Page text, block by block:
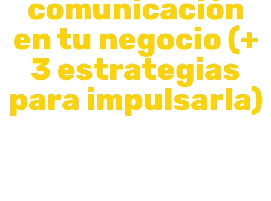
comunicación
en tu negocio (+
3 estrategias
para impulsarla)